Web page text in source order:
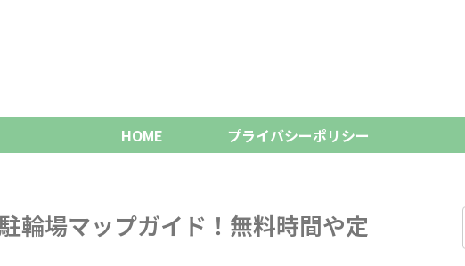
HOME プライバシーポリシー
輪場マップガイド！無料時間や定